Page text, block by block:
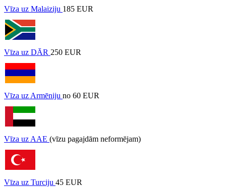
Vīza uz Malaiziju 185 EUR
Vīza uz DĀR 250 EUR
Vīza uz Armēniju no 60 EUR
Vīza uz AAE (vīzu pagajdām neformējam)
Vīza uz Turciju 45 EUR